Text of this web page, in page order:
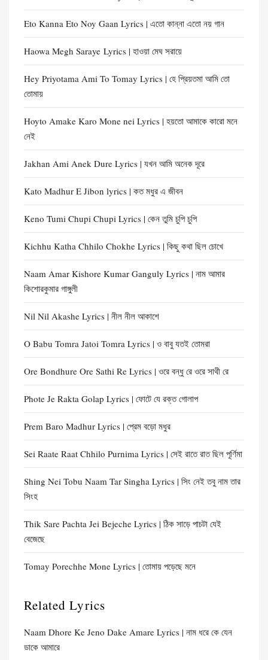
Eto Kanna Eto Noy Gaan Lyrics | এতো কান্না এতো নয় গান
Haowa Megh Saraye Lyrics | হাওয়া মেঘ সরায়ে
Hey Priyotama Ami To Tomay Lyrics | হে প্রিয়তমা আমি তো
তোমায়
Hoyto Amake Karo Mone nei Lyrics | হয়তো আমাকে কারো মনে
নেই
Jakhan Ami Anek Dure Lyrics | যখন আমি অনেক দূরে
Kato Madhur E Jibon lyrics | কত মধুর এ জীবন
Keno Tumi Chupi Chupi Lyrics | কেন তুমি চুপি চুপি
Kichhu Katha Chhilo Chokhe Lyrics | কিছু কথা ছিল চোখে
Naam Amar Kishore Kumar Ganguly Lyrics | নাম আমার
কিশোরকুমার গাঙ্গুলী
Nil Nil Akashe Lyrics | নীল নীল আকাশে
O Babu Tomra Jatoi Tomra Lyrics | ও বাবু যতই তোমরা
Ore Bondhure Ore Sathi Re Lyrics | ওরে বন্ধু রে ওরে সাথী রে
Phote Je Rakta Golap Lyrics | ফোটে যে রক্ত গোলাপ
Prem Baro Madhur Lyrics | প্রেম বড়ো মধুর
Sei Raate Raat Chhilo Purnima Lyrics | সেই রাতে রাত ছিল পূর্ণিমা
Shing Nei Tobu Naam Tar Singha Lyrics | সিং নেই তবু নাম তার
সিংহ
Thik Sare Pachta Jei Bejeche Lyrics | ঠিক সাড়ে পাচটা যেই
বেজেছে
Tomay Porechhe Mone Lyrics | তোমায় পড়েছে মনে
Related Lyrics
Naam Dhore Ke Jeno Dake Amare Lyrics | নাম ধরে কে যেন
ডাকে আমারে